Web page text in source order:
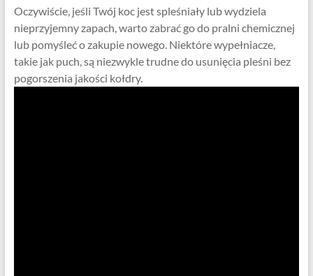
Oczywiście, jeśli Twój koc jest spleśniały lub wydziela
nieprzyjemny zapach, warto zabrać go do pralni chemicznej
lub pomyśleć o zakupie nowego. Niektóre wypełniacze,
takie jak puch, są niezwykle trudne do usunięcia pleśni bez
pogorszenia jakości kołdry.